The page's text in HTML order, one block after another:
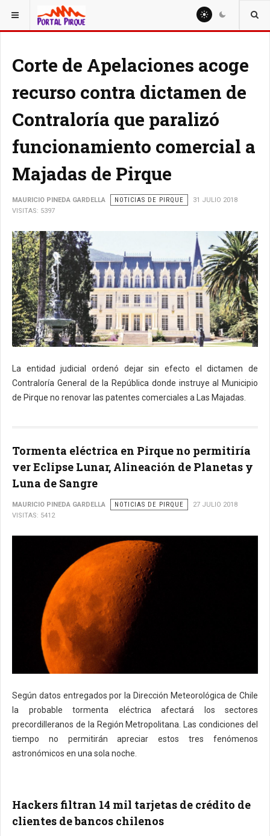
ESTÁ AQUÍ: NOTICIAS
Corte de Apelaciones acoge
recurso contra dictamen de
Contraloría que paralizó
funcionamiento comercial a
Majadas de Pirque
MAURICIO PINEDA GARDELLA NOTICIAS DE PIRQUE
31 JULIO 2018
VISITAS: 5397
La entidad judicial ordenó dejar sin efecto el dictamen de
Contraloría General de la República donde instruye al Municipio
de Pirque no renovar las patentes comerciales a Las Majadas.
Tormenta eléctrica en Pirque no permitiría
ver Eclipse Lunar, Alineación de Planetas y
Luna de Sangre
MAURICIO PINEDA GARDELLA NOTICIAS DE PIRQUE
27 JULIO 2018
VISITAS: 5412
Según datos entregados por la Dirección Meteorológica de Chile
la probable tormenta eléctrica afectará los sectores
precordilleranos de la Región Metropolitana. Las condiciones del
tiempo no permitirán apreciar estos tres fenómenos
astronómicos en una sola noche.
Hackers filtran 14 mil tarjetas de crédito de
clientes de bancos chilenos